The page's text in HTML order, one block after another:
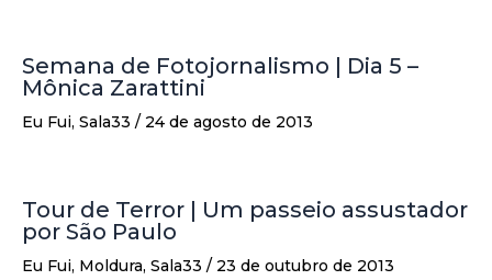
Semana de Fotojornalismo | Dia 5 –
Mônica Zarattini
Eu Fui, Sala33 / 24 de agosto de 2013
Tour de Terror | Um passeio assustador
por São Paulo
Eu Fui, Moldura, Sala33 / 23 de outubro de 2013